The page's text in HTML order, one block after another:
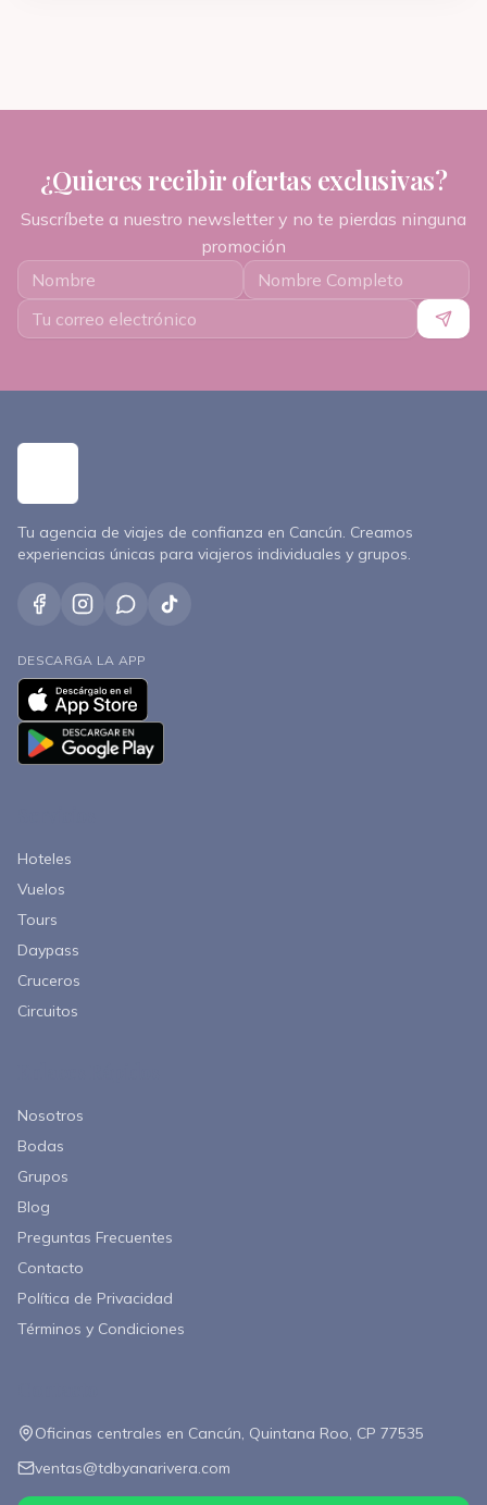
¿Quieres recibir ofertas exclusivas?
Suscríbete a nuestro newsletter y no te pierdas ninguna
promoción
Tu agencia de viajes de confianza en Cancún. Creamos
experiencias únicas para viajeros individuales y grupos.
DESCARGA LA APP
Hoteles
Vuelos
Tours
Daypass
Cruceros
Circuitos
Nosotros
Bodas
Grupos
Blog
Preguntas Frecuentes
Contacto
Política de Privacidad
Términos y Condiciones
Oficinas centrales en Cancún, Quintana Roo, CP 77535
ventas@tdbyanarivera.com